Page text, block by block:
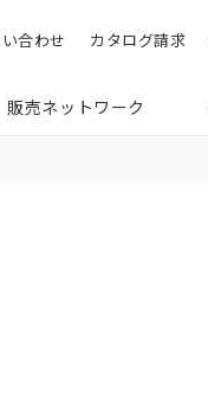
カタログ請求
合わせ
販売ネットワーク